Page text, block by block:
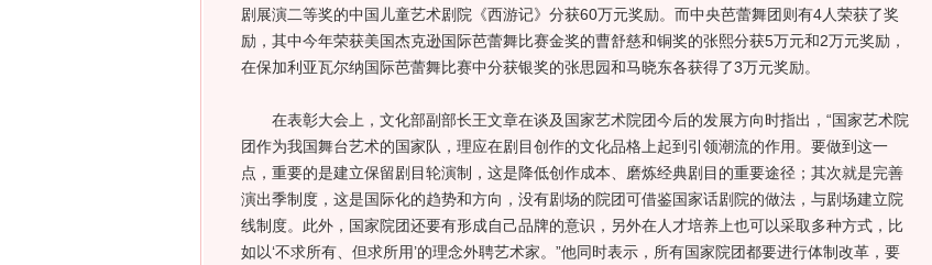
剧展演二等奖的中国儿童艺术剧院《西游记》分获60万元奖励。而中央芭蕾舞团则有4人荣获了奖
励，其中今年荣获美国杰克逊国际芭蕾舞比赛金奖的曹舒慈和铜奖的张熙分获5万元和2万元奖励，
在保加利亚瓦尔纳国际芭蕾舞比赛中分获银奖的张思园和马晓东各获得了3万元奖励。
在表彰大会上，文化部副部长王文章在谈及国家艺术院团今后的发展方向时指出，“国家艺术院
团作为我国舞台艺术的国家队，理应在剧目创作的文化品格上起到引领潮流的作用。要做到这一
点，重要的是建立保留剧目轮演制，这是降低创作成本、磨炼经典剧目的重要途径；其次就是完善
演出季制度，这是国际化的趋势和方向，没有剧场的院团可借鉴国家话剧院的做法，与剧场建立院
线制度。此外，国家院团还要有形成自己品牌的意识，另外在人才培养上也可以采取多种方式，比
如以‘不求所有、但求所用’的理念外聘艺术家。”他同时表示，所有国家院团都要进行体制改革，要